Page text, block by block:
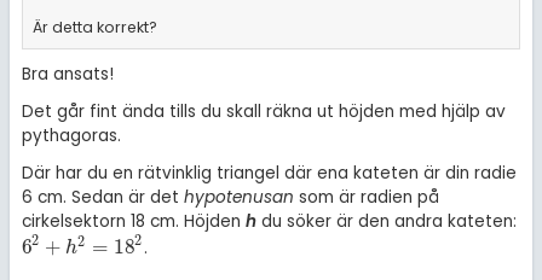
Är detta korrekt?
Bra ansats!
Det går fint ända tills du skall räkna ut höjden med hjälp av
pythagoras.
Där har du en rätvinklig triangel där ena kateten är din radie
6 cm. Sedan är det hypotenusan som är radien på
cirkelsektorn 18 cm. Höjden h du söker är den andra kateten:
62 + h2 = 182
62 +h 2=182 .